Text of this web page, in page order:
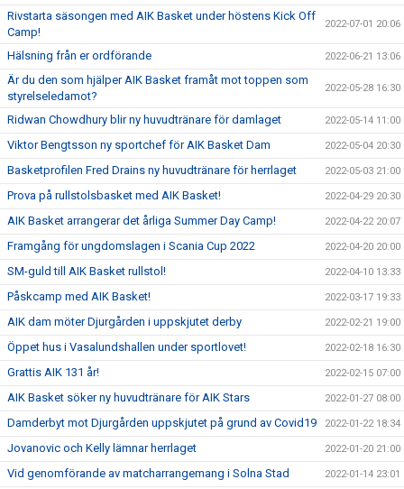
Rivstarta säsongen med AIK Basket under höstens Kick Off
Camp!
2022-07-01 20:06
Hälsning från er ordförande 2022-06-21 13:06
Är du den som hjälper AIK Basket framåt mot toppen som
styrelseledamot?
2022-05-28 16:30
Ridwan Chowdhury blir ny huvudtränare för damlaget 2022-05-14 11:00
Viktor Bengtsson ny sportchef för AIK Basket Dam 2022-05-04 20:30
Basketprofilen Fred Drains ny huvudtränare för herrlaget 2022-05-03 21:00
Prova på rullstolsbasket med AIK Basket! 2022-04-29 20:30
AIK Basket arrangerar det årliga Summer Day Camp! 2022-04-22 20:07
Framgång för ungdomslagen i Scania Cup 2022 2022-04-20 20:00
SM-guld till AIK Basket rullstol! 2022-04-10 13:33
Påskcamp med AIK Basket! 2022-03-17 19:33
AIK dam möter Djurgården i uppskjutet derby 2022-02-21 19:00
Öppet hus i Vasalundshallen under sportlovet! 2022-02-18 16:30
Grattis AIK 131 år! 2022-02-15 07:00
AIK Basket söker ny huvudtränare för AIK Stars 2022-01-27 08:00
Damderbyt mot Djurgården uppskjutet på grund av Covid19 2022-01-22 18:34
Jovanovic och Kelly lämnar herrlaget 2022-01-20 21:00
Vid genomförande av matcharrangemang i Solna Stad 2022-01-14 23:01